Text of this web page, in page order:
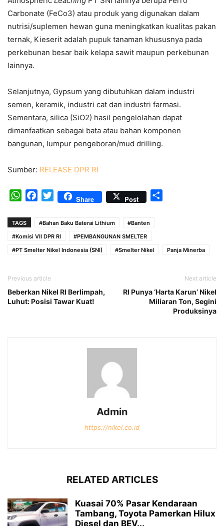
Carbonate (FeCo3) atau produk yang digunakan dalam
nutrisi/suplemen hewan guna meningkatkan kualitas pakan
ternak, Kieserit adalah pupuk tanaman khususnya pada
perkebunan besar baik kelapa sawit maupun perkebunan
lainnya.
Selanjutnya, Gypsum yang dibutuhkan dalam industri
semen, keramik, industri cat dan industri farmasi.
Sementara, silica (SiO2) hasil pengelolahan dapat
dimanfaatkan sebagai bata atau bahan komponen
bangunan, lumpur pengeboran/mud drilling.
Sumber: RELEASE DPR RI
WhatsAppFacebook
TwitterShare Post
TAGS #Bahan Baku Baterai Lithium
#Banten
#Komisi VII DPR RI
#PEMBANGUNAN SMELTER
#PT Smelter Nikel Indonesia (SNI)
#Smelter Nikel Panja Minerba
Previous article
Beberkan Nikel RI Berlimpah,
Luhut: Posisi Tawar Kuat!
Next article
RI Punya ‘Harta Karun’ Nikel
Miliaran Ton, Segini
Produksinya
Admin
https://nikel.co.id
RELATED ARTICLES
Kuasai 70% Pasar Kendaraan
Tambang, Toyota Pamerkan Hilux
Diesel dan BEV...